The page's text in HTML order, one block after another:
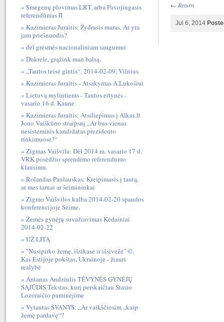
← Return
Jul 6, 2014
Smegenų plovimas LRT, arba Pavojingasis
referendūmas II
Kazimieras Juraitis: Žydrasis maras. Ar yra
jam priešnuodis?
dėl grėsmės nacionaliniam saugumui
Dukrele, grąžink man balsą.
„Tautos teisė gintis“, 2014-02-09, Vilnius
Kazimieras Juraitis - Atsakymas A.Lukošiui
Lietuvą mylintiems - Tautos eitynės -
vasario 16 d. Kaune
Kazimieras Juraitis: Atsiliepimas į Alkas.lt
Jono Vaiškūno straipsnį „Ar bus vienas
nesisteminis kandidatas prezidento
rinkimuose?“
Zigmas Vaišvila: Dėl 2014 m. vasario 17 d.
VRK posėdžio sprendimo referendumo
klausimu.
Rolandas Paulauskas: Kreipimasis į tautą,
ar mes tarnai ar šeimininkai
Zigmo Vaišvilos kalba 2014-02-20 spaudos
konferencijoje Seime.
Žemės gynėjų suvažiavimas Kėdainiai
2014-02-22
UŽ LITĄ
"Nusipirko žemę, išsikasė ir išsivežė" ©.
Kas Estijoje pokštas, Ukrainoje - žiauri
realybė
Antanas Andziulis TĖVYNĖS GYNĖJŲ
SĄJŪDIS Tekstas, kurį perskaičiau Stasio
Lozoraičio paminėjime
Vytautas ŠVANYS: „Ar vaikščiosim „kaip
žemę pardavę“?